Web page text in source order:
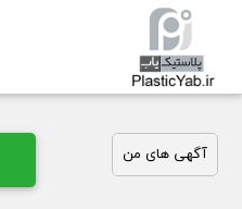
آگهی های من